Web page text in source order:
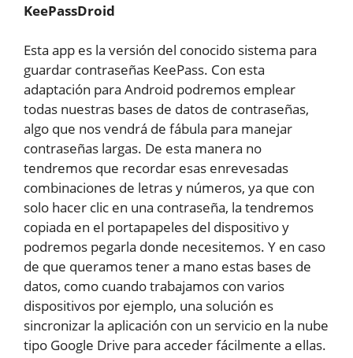
KeePassDroid
Esta app es la versión del conocido sistema para
guardar contraseñas KeePass. Con esta
adaptación para Android podremos emplear
todas nuestras bases de datos de contraseñas,
algo que nos vendrá de fábula para manejar
contraseñas largas. De esta manera no
tendremos que recordar esas enrevesadas
combinaciones de letras y números, ya que con
solo hacer clic en una contraseña, la tendremos
copiada en el portapapeles del dispositivo y
podremos pegarla donde necesitemos. Y en caso
de que queramos tener a mano estas bases de
datos, como cuando trabajamos con varios
dispositivos por ejemplo, una solución es
sincronizar la aplicación con un servicio en la nube
tipo Google Drive para acceder fácilmente a ellas.